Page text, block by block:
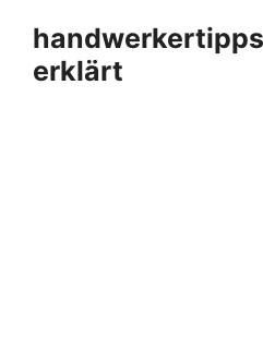
Inhalt
springen
erklärt